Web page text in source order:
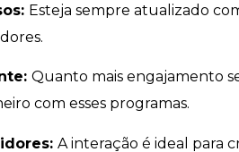
Esteja sempre atualizado
Quanto mais engajamento
com esses programas.
A interação é ideal para